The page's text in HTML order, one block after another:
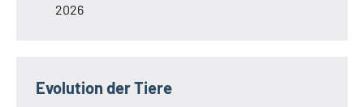
2026
Evolution der Tiere